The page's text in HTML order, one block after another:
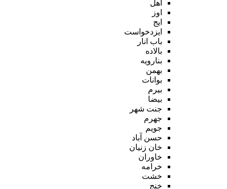
اهل
اوز
ایج
ایزدخواست
باب انار
بالاده
بنارویه
بهمن
بوانات
بیرم
بیضا
جنت شهر
جهرم
جویم
حسن آباد
خان زنیان
خاوران
خرامه
خشت
خنج